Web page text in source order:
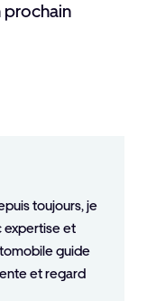
prochain
toujours, je
expertise et
guide
et regard